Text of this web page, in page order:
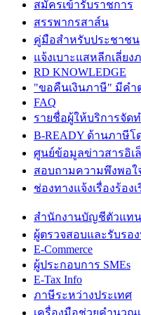
สมัครเข้ารับราชการ
สรรพากรสาส์น
คู่มือสำหรับประชาชน
แจ้งเบาะแสหลีกเลี่ยง
RD KNOWLEDGE
"ขอคืนเงินภาษี" มีคำ
FAQ
รายชื่อผู้ให้บริการจัด
B-READY ด้านภาษีโ
ศูนย์ข้อมูลข่าวสารอิเ
สอบถามความพึงพอใ
ช่องทางแจ้งเรื่องร้อ
สำนักงานบัญชีตัวแทน
ผู้ตรวจสอบและรับรอ
E-Commerce
ผู้ประกอบการ SMEs
E-Tax Info
ภาษีระหว่างประเทศ
เครื่องมือช่วยคำนวณ